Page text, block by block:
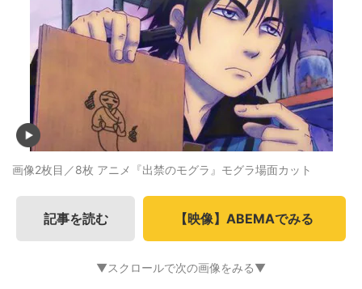
画像2枚目／8枚 アニメ『出禁のモグラ』モグラ場面カット
記事を読む 【映像】ABEMAでみる
▼スクロールで次の画像をみる▼